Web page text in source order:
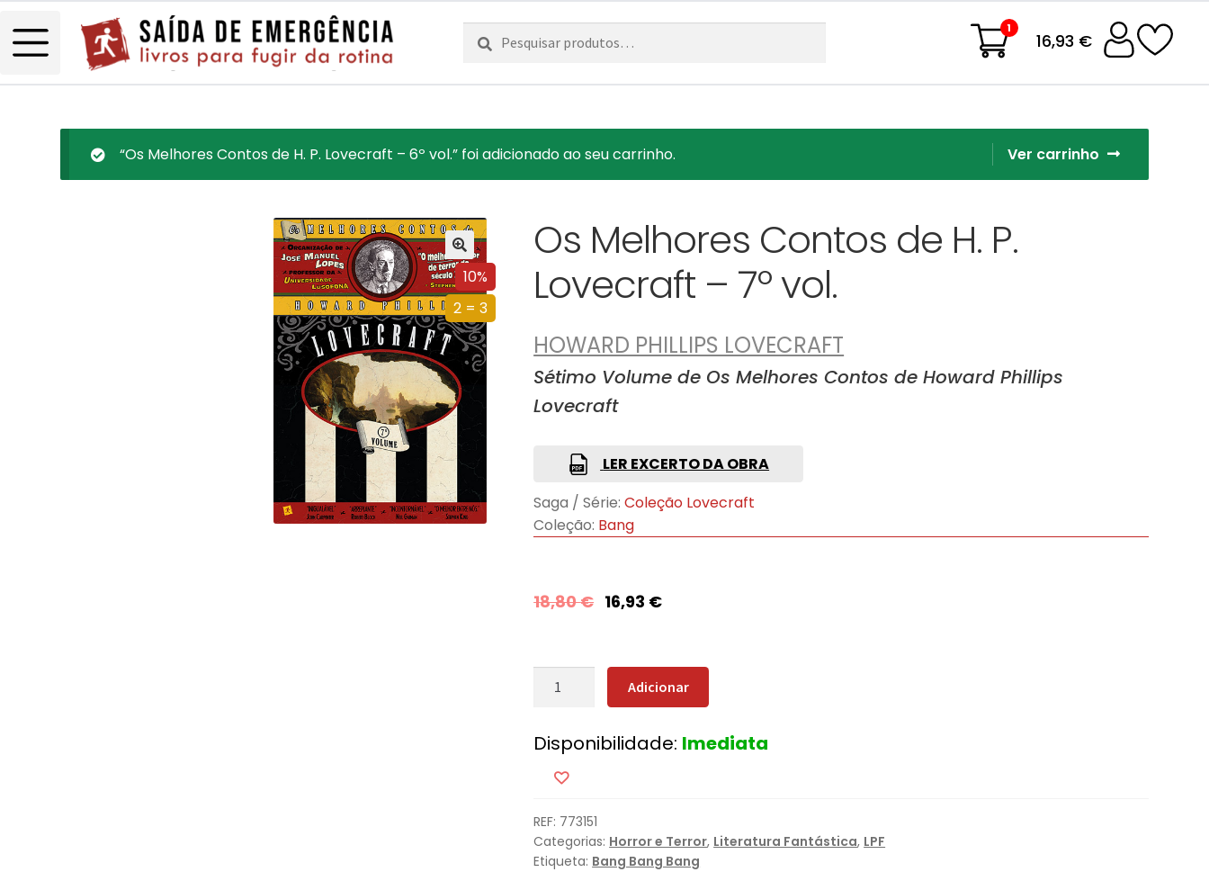
Pesquisar
por:
Pesquisa 1
16,93 €
Ver carrinho
“Os Melhores Contos de H. P. Lovecraft – 6º vol.” foi adicionado ao seu carrinho.
10%
2 = 3
Os Melhores Contos de H. P.
Lovecraft – 7º vol.
HOWARD PHILLIPS LOVECRAFT
Sétimo Volume de Os Melhores Contos de Howard Phillips
Lovecraft
LER EXCERTO DA OBRA
Saga / Série: Coleção Lovecraft
Coleção: Bang
18,80€ 16,93 €
Quantidade
Melhores
Contos
H.
P.
Lovecraft
Adicionar
Disponibilidade: Imediata
REF: 773151
Categorias: Horror e Terror, Literatura Fantástica, LPF
Etiqueta: Bang Bang Bang